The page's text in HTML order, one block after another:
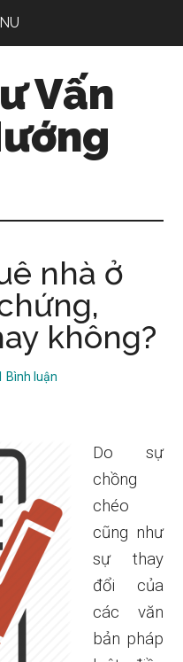
Vấn
nhà ở
không?
Bình luận
Do sự
chồng
chéo
cũng như
sự thay
đổi của
các văn
bản pháp